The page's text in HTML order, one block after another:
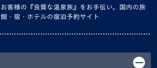
お客様の『良質な温泉旅』をお手伝い。国内の旅
館・宿・ホテルの宿泊予約サイト